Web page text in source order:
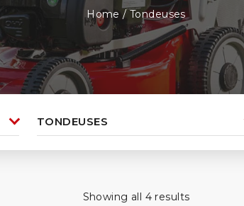
Home / Tondeuses
Showing all 4 results